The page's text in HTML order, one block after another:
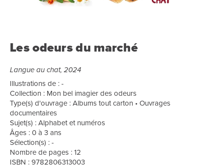
Les odeurs du marché
Langue au chat, 2024
Illustrations de : -
Collection : Mon bel imagier des odeurs
Type(s) d'ouvrage : Albums tout carton • Ouvrages
documentaires
Sujet(s) : Alphabet et numéros
Âges : 0 à 3 ans
Sélection(s) : -
Nombre de pages : 12
ISBN : 9782806313003